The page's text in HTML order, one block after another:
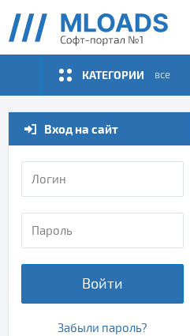
КАТЕГОРИИ все
Вход на сайт
Войти
Забыли пароль?